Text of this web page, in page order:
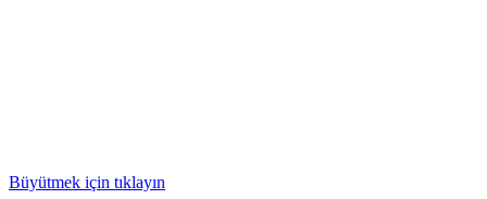
Büyütmek için tıklayın